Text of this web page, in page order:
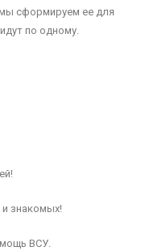
мы сформируем ее для
по одному.
знакомых!
ВСУ.